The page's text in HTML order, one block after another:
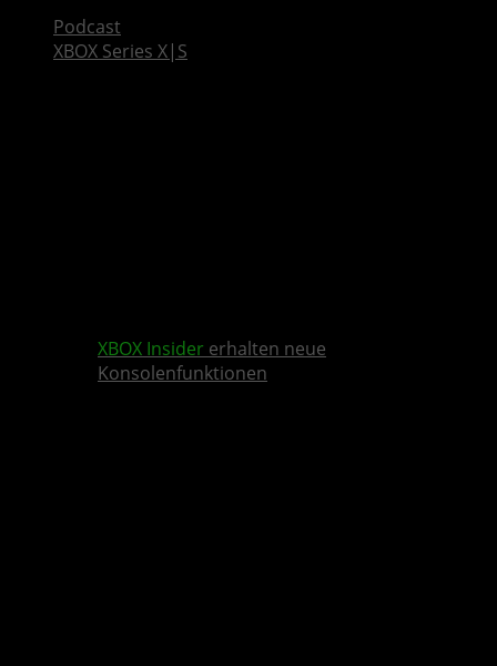
Podcast
XBOX Series X|S
XBOX Insider erhalten neue
Konsolenfunktionen